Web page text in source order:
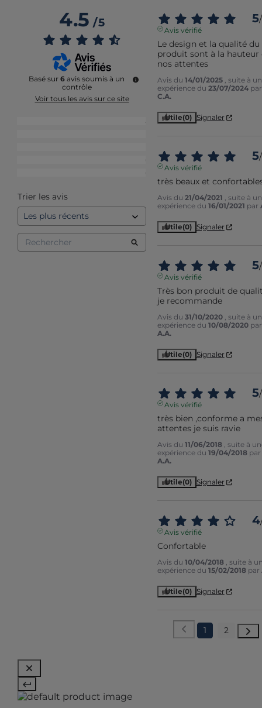
4.5/5
Basé sur 6 avis soumis à un
contrôle
Voir tous les avis sur ce site
4
0
0
Trier les avis
5/
Avis vérifié
Le design et la qualité du
produit sont à la hauteur
nos attentes
Avis du 14/01/2025 , suite à
expérience du 23/07/2024 par
C.A.
Utile(0) Signaler
5/
Avis vérifié
très beaux et
Avis du 21/04/2021 , suite à
expérience du 16/01/2021 par
Utile(0) Signaler
5/
Avis vérifié
Très bon produit de
je recommande
Avis du 31/10/2020 , suite à
expérience du 10/08/2020 par
A.A.
Utile(0) Signaler
5/
Avis vérifié
très bien ,conforme a
attentes je suis ravie
Avis du 11/06/2018 , suite à
expérience du 19/04/2018 par
A.A.
Utile(0) Signaler
4
Avis vérifié
Confortable
Avis du 10/04/2018 , suite à
expérience du 15/02/2018 par
Utile(0) Signaler
1 2